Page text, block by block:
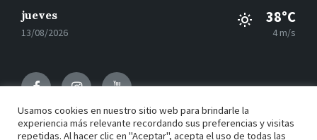
jueves
13/08/2026
38°C
4 m/s
FacebookInstagramYoutube
Usamos cookies en nuestro sitio web para brindarle la
experiencia más relevante recordando sus preferencias y visitas
repetidas. Al hacer clic en "Aceptar", acepta el uso de todas las